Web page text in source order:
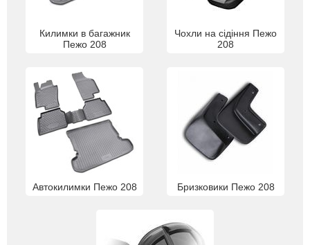
Килимки в багажник
Пежо 208
Чохли на сідіння Пежо
208
Автокилимки Пежо 208 Бризковики Пежо 208